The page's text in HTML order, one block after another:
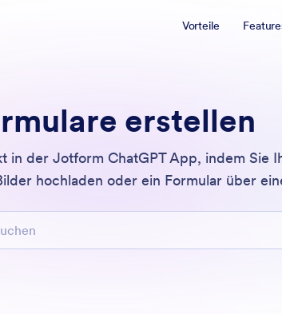
Vorteile
erstellen
in der Jotform ChatGPT App, indem Sie
hochladen oder ein Formular über